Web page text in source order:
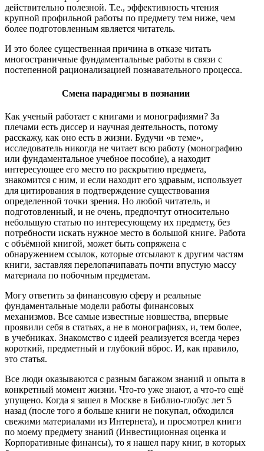
действительно полезной. Т.е., эффективность чтения
крупной профильной работы по предмету тем ниже, чем
более подготовленным является читатель.
И это более существенная причина в отказе читать
многостраничные фундаментальные работы в связи с
постепенной рационализацией познавательного процесса.
Смена парадигмы в познании
Как ученый работает с книгами и монографиями? За
плечами есть диссер и научная деятельность, потому
расскажу, как оно есть в жизни. Будучи «в теме»,
исследователь никогда не читает всю работу (монографию
или фундаментальное учебное пособие), а находит
интересующее его место по раскрытию предмета,
знакомится с ним, и если находит его здравым, использует
для цитирования в подтверждение существования
определенной точки зрения. Но любой читатель, и
подготовленный, и не очень, предпочтут относительно
небольшую статью по интересующему их предмету, без
потребности искать нужное место в большой книге. Работа
с объёмной книгой, может быть сопряжена с
обнаружением ссылок, которые отсылают к другим частям
книги, заставляя перелопачипавать почти впустую массу
материала по побочным предметам.
Могу ответить за финансовую сферу и реальные
фундаментальные модели работы финансовых
механизмов. Все самые известные новшества, впервые
проявили себя в статьях, а не в монографиях, и, тем более,
в учебниках. Знакомство с идеей реализуется всегда через
короткий, предметный и глубокий вброс. И, как правило,
это статья.
Все люди оказываются с разным багажом знаний и опыта в
конкретный момент жизни. Что-то уже знают, а что-то ещё
упущено. Когда я зашел в Москве в Библио-глобус лет 5
назад (после того я больше книги не покупал, обходился
свежими материалами из Интернета), и просмотрел книги
по моему предмету знаний (Инвестиционная оценка и
Корпоративные финансы), то я нашел пару книг, в которых